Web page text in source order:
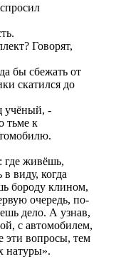
Говорят,
бы сбежать от
скатился до
учёный, -
тьме к
где живёшь,
виду, когда
бороду клином,
очередь, по-
дело. А узнав,
с автомобилем,
эти вопросы, тем
натуры».